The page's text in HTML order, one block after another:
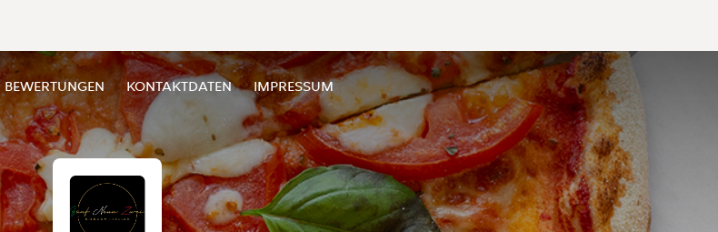
BEWERTUNGEN KONTAKTDATEN IMPRESSUM